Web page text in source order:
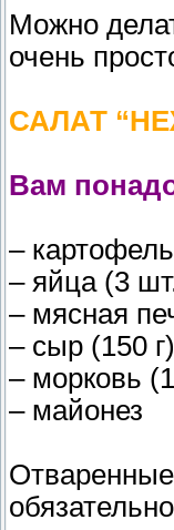
Можно
очень
САЛАТ
Вам
–
– яйца (3
– мясная
– сыр (150 г)
– морковь
– майонез